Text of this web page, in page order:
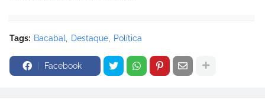
Tags: Bacabal Destaque Política
Facebook